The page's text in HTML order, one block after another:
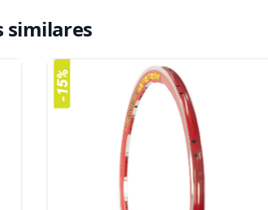
similares